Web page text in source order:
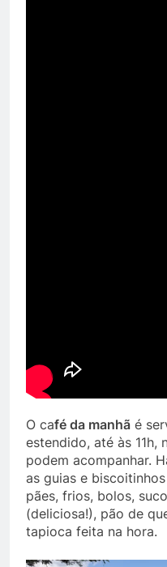
O café da manhã é
estendido, até às
podem acompanhar.
as guias e
pães, frios, bolos,
(deliciosa!), pão de
tapioca feita na hora.